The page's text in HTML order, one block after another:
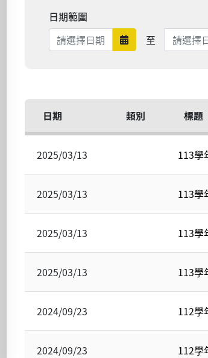
日期範圍
日期範圍開始
至 日期範圍
日期 類別 標題
2025/03/13 113學
2025/03/13 113學
2025/03/13 113學
2025/03/13 113學
2024/09/23 112學
2024/09/23 112學